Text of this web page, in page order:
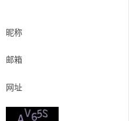
昵称
邮箱
网址